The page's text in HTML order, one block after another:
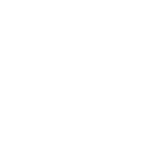
CHF 72 par
CHF 79 par
Contenu de la
Davantage
Assistance